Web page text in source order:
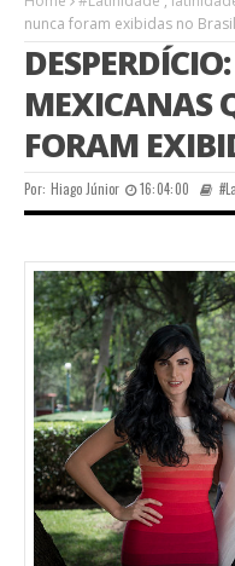
nunca foram exibidas no Brasil
MEXICANAS
FORAM
Por: Hiago Júnior 16:04:00